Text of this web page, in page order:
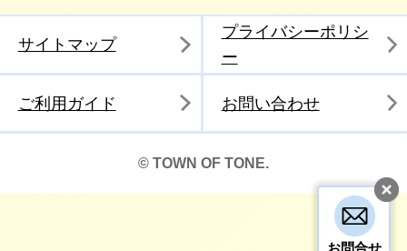
サイトマップ
プライバシーポリシ
ー
ご利用ガイド お問い合わせ
© TOWN OF TONE.